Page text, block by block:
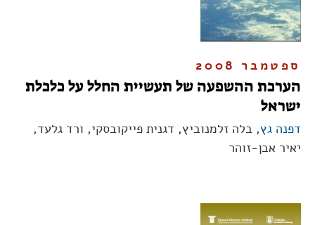
ספטמבר 2008
הערכת ההשפעה של תעשיית החלל על כלכלת
ישראל
דפנה גץ, בלה זלמנוביץ, דגנית פייקובסקי, ורד גלעד,
יאיר אבן-זוהר